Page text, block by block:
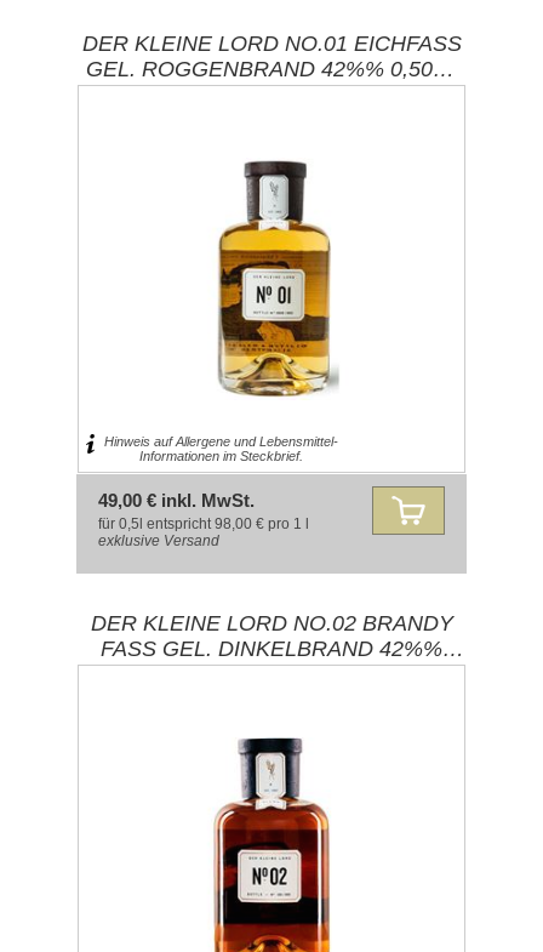
DER KLEINE LORD NO.01 EICHFASS
GEL. ROGGENBRAND 42%% 0,50L /
BRENNEREI EHRINGHAUSEN
Hinweis auf Allergene und Lebensmittel-
Informationen im Steckbrief.
49,00 € inkl. MwSt.
für 0,5l entspricht 98,00 € pro 1 l
exklusive Versand
DER KLEINE LORD NO.02 BRANDY
FASS GEL. DINKELBRAND 42%%
0,50L / BRENNEREI EHRINGHAUSEN